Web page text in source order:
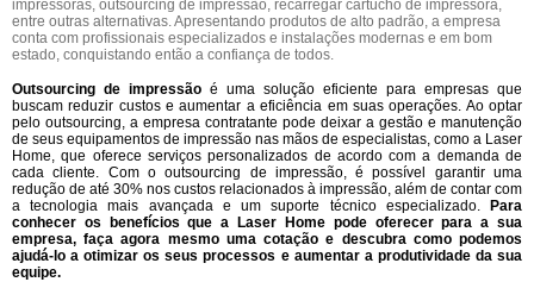
impressoras, outsourcing de impressão, recarregar cartucho de impressora,
entre outras alternativas. Apresentando produtos de alto padrão, a empresa
conta com profissionais especializados e instalações modernas e em bom
estado, conquistando então a confiança de todos.
Outsourcing de impressão é uma solução eficiente para empresas que
buscam reduzir custos e aumentar a eficiência em suas operações. Ao optar
pelo outsourcing, a empresa contratante pode deixar a gestão e manutenção
de seus equipamentos de impressão nas mãos de especialistas, como a Laser
Home, que oferece serviços personalizados de acordo com a demanda de
cada cliente. Com o outsourcing de impressão, é possível garantir uma
redução de até 30% nos custos relacionados à impressão, além de contar com
a tecnologia mais avançada e um suporte técnico especializado. Para
conhecer os benefícios que a Laser Home pode oferecer para a sua
empresa, faça agora mesmo uma cotação e descubra como podemos
ajudá-lo a otimizar os seus processos e aumentar a produtividade da sua
equipe.